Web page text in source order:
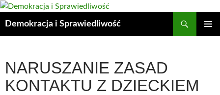
Przejdź
treści
Demokracja i Sprawiedliwość
NARUSZANIE ZASAD
KONTAKTU Z DZIECKIEM